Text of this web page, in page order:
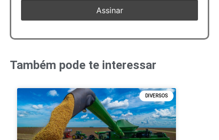
Também pode te interessar
DIVERSOS